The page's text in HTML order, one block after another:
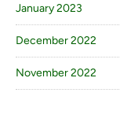
January 2023
December 2022
November 2022